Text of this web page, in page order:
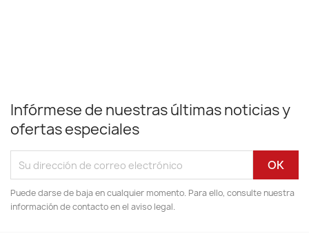
Infórmese de nuestras últimas noticias y
ofertas especiales
Puede darse de baja en cualquier momento. Para ello, consulte nuestra
información de contacto en el aviso legal.